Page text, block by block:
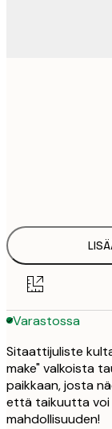
Varastossa
Sitaattijuliste
make" valkoista
paikkaan, josta
että taikuutta voi
mahdollisuuden!